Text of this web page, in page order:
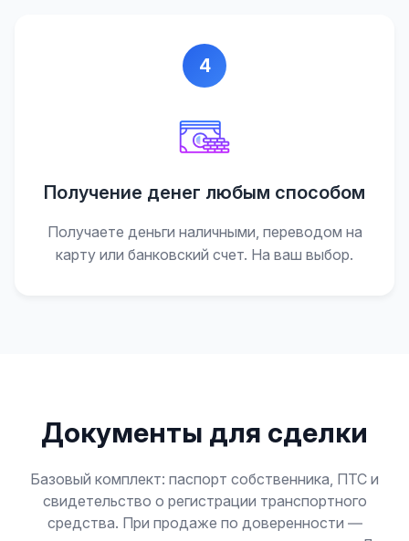
4
Получение денег любым способом
Получаете деньги наличными, переводом на
карту или банковский счет. На ваш выбор.
Документы для сделки
Базовый комплект: паспорт собственника, ПТС и
свидетельство о регистрации транспортного
средства. При продаже по доверенности —